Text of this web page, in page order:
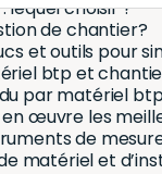
Prêts et
Réservation de
Prêt de matériel
Location de
lequel choisir ?
de chantier?
et outils pour
btp et
par matériel
œuvre les
de
matériel et